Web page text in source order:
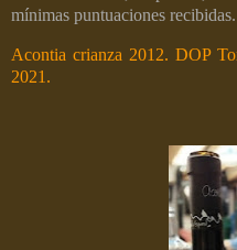
mínimas puntuaciones recibidas.
Acontia crianza 2012. DOP
2021.